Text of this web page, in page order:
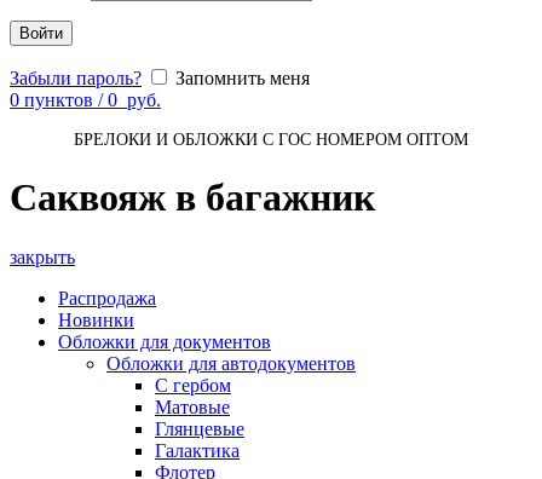
Войти
Забыли пароль?
Запомнить меня
0 пунктов / 0 руб.
БРЕЛОКИ И ОБЛОЖКИ С ГОС НОМЕРОМ ОПТОМ
Саквояж в багажник
закрыть
Распродажа
Новинки
Обложки для документов
Обложки для автодокументов
С гербом
Матовые
Глянцевые
Галактика
Флотер